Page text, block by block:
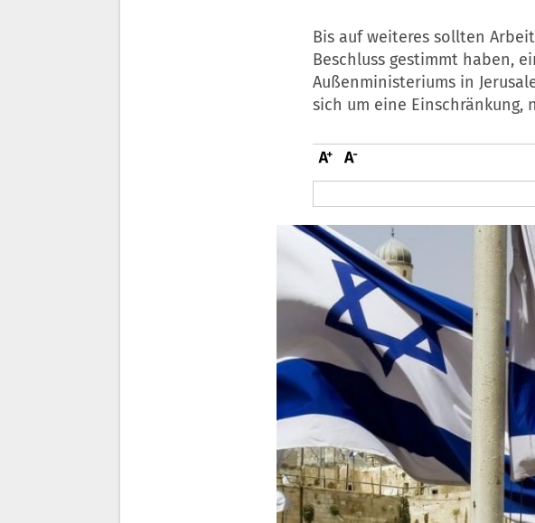
Bis auf weiteres sollten
Beschluss gestimmt haben,
Außenministeriums in
sich um eine Einschränkung,